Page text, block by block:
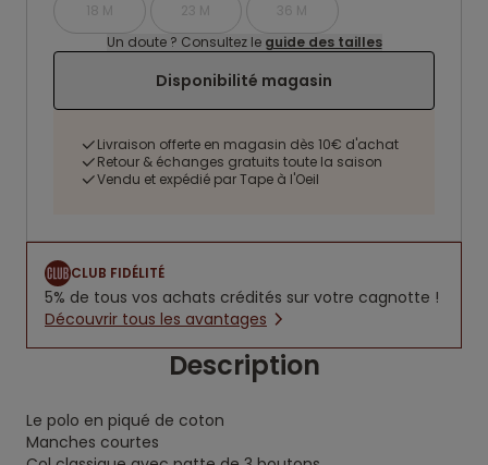
18 M 23 M
36 M
Un doute ? Consultez le guide des tailles
Disponibilité magasin
Livraison offerte en magasin dès 10€ d'achat
Retour & échanges gratuits toute la saison
Vendu et expédié par Tape à l'Oeil
CLUB FIDÉLITÉ
5% de tous vos achats crédités sur votre cagnotte !
Découvrir tous les avantages
Description
Le polo en piqué de coton
Manches courtes